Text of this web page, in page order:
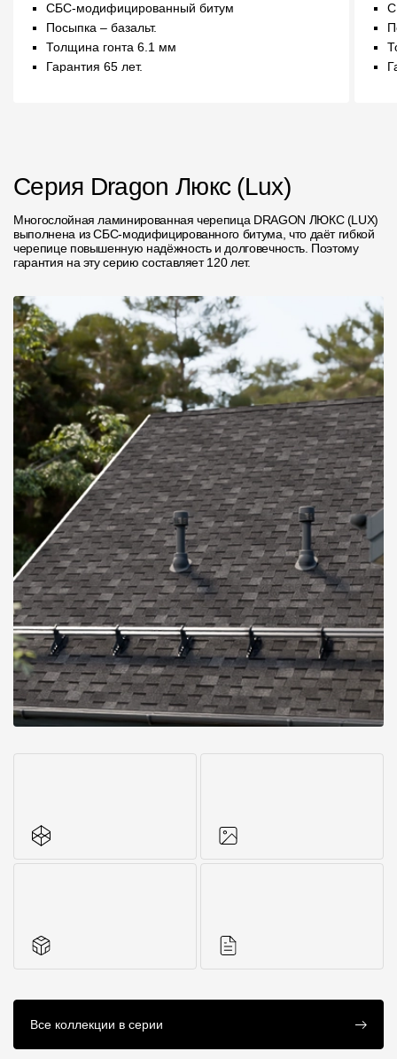
Сервисы
Компания
О компании
Контроль качества кровли
Качество фасадов
Награды
Отправка рекламации
Предложения по сотрудничеству
Вакансии
Отзывы
Республика Хакасия
Где купить?
Адрес
125212, Россия, Москва, Головинское ш., д. 5, стр. 1(БЦ
Сб-Вс - выходной
СБС-модифицированный битум
Посыпка – базальт.
Толщина гонта 6.1 мм
Гарантия 65 лет.
Серия Dragon Люкс (Lux)
Многослойная ламинированная черепица DRAGON ЛЮКС (LUX)
выполнена из СБС-модифицированного битума, что даёт гибкой
черепице повышенную надёжность и долговечность. Поэтому
гарантия на эту серию составляет 120 лет.
Комплектующие к
Все коллекции в серии